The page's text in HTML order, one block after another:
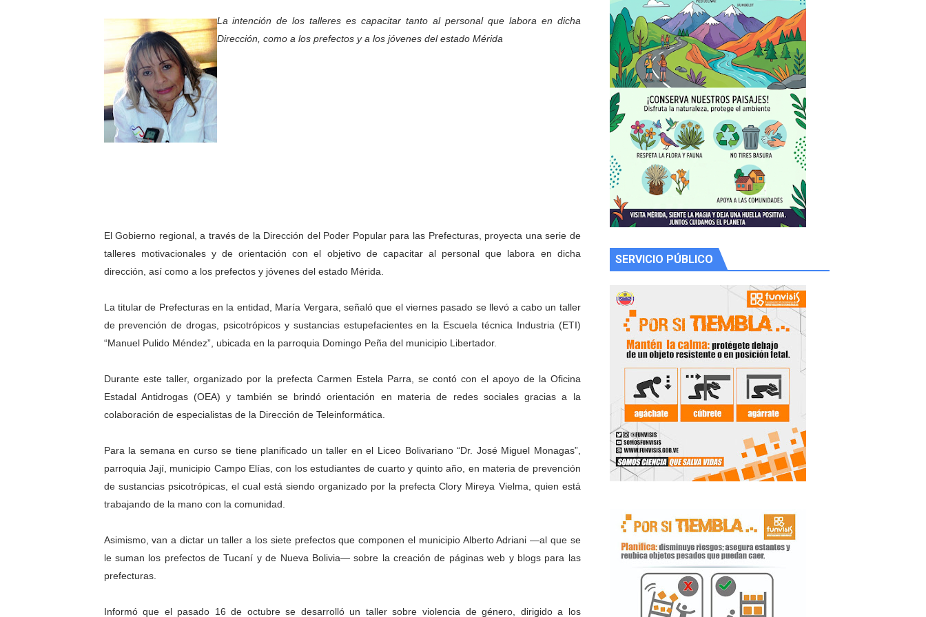
Gobierno bolivariano avanza en la transformación del hospital Sor Juana Inés
Niños merideños aprenden sobre gaita de tambora con Fundecem
Hospital universitario muestra sus avances en visita del Consejo Legislativo
Instituto Nacional de Nutrición celebra Semana Internacional de la Lactancia Materna
Gobernación de Mérida fortalece el desarrollo productivo en Rangel
Fortaleciendo la economía comunal en El Vigía con microcréditos a emprendedores y productores
Campo Elías consolida plan de bacheo en el sector La Montañita
El Lactario del Iahula celebra la Semana Mundial de la Lactancia Materna
Plan Vacacional "Venezuela Ríe 2026" brinda recreación y cultura a niños del municipio Libertador
Iniciación al yoga reúne a diversos clubes deportivos de Zea en una enriquecedora jornada vacacional
Mincomunas impulsa el autogobierno en Mérida con plan de actualización y atención territorial
Expertos inspeccionan espacios del OAN para la instalación del detector Cherenkov de agua
La intención de los talleres es capacitar tanto al personal que labora en dicha
Dirección, como a los prefectos y a los jóvenes del estado Mérida
El Gobierno regional, a través de la Dirección del Poder Popular para las Prefecturas, proyecta una serie de
talleres motivacionales y de orientación con el objetivo de capacitar al personal que labora en dicha
dirección, así como a los prefectos y jóvenes del estado Mérida.
La titular de Prefecturas en la entidad, María Vergara, señaló que el viernes pasado se llevó a cabo un taller
de prevención de drogas, psicotrópicos y sustancias estupefacientes en la Escuela técnica Industria (ETI)
“Manuel Pulido Méndez”, ubicada en la parroquia Domingo Peña del municipio Libertador.
Durante este taller, organizado por la prefecta Carmen Estela Parra, se contó con el apoyo de la Oficina
Estadal Antidrogas (OEA) y también se brindó orientación en materia de redes sociales gracias a la
colaboración de especialistas de la Dirección de Teleinformática.
Para la semana en curso se tiene planificado un taller en el Liceo Bolivariano “Dr. José Miguel Monagas”,
parroquia Jají, municipio Campo Elías, con los estudiantes de cuarto y quinto año, en materia de prevención
de sustancias psicotrópicas, el cual está siendo organizado por la prefecta Clory Mireya Vielma, quien está
trabajando de la mano con la comunidad.
Asimismo, van a dictar un taller a los siete prefectos que componen el municipio Alberto Adriani —al que se
le suman los prefectos de Tucaní y de Nueva Bolivia— sobre la creación de páginas web y blogs para las
prefecturas.
Informó que el pasado 16 de octubre se desarrolló un taller sobre violencia de género, dirigido a los
SERVICIO PÚBLICO